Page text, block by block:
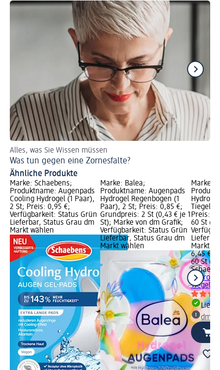
Alles, was Sie Wissen müssen
Was tun gegen eine Zornesfalte?
Ähnliche Produkte
Marke: Schaebens;
Produktname: Augenpads
Cooling Hydrogel (1 Paar),
2 St; Preis: 0,95 €;
Verfügbarkeit: Status Grün
Lieferbar, Status Grau dm
Markt wählen
Marke: Balea;
Produktname: Augenpads
Hydrogel Regenbogen (1
Paar), 2 St; Preis: 0,85 €;
Grundpreis: 2 St (0,43 € je 1
St); Marke von dm Grafik;
Verfügbarkeit: Status Grün
Lieferbar, Status Grau dm
Markt wählen
Marke:
Tiegel
Preis:
60 St
Markt
6,45 €
60 St
Tiegel
dm